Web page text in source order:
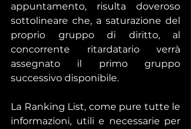
appuntamento, risulta doveroso
sottolineare che, a saturazione del
proprio gruppo di diritto, al
concorrente ritardatario verrà
assegnato il primo gruppo
successivo disponibile.
La Ranking List, come pure tutte le
informazioni, utili e necessarie per